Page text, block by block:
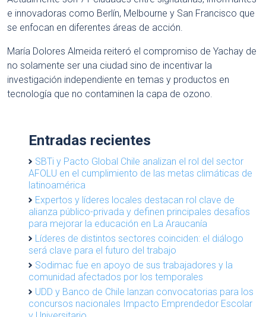
e innovadoras como Berlín, Melbourne y San Francisco que
se enfocan en diferentes áreas de acción.
María Dolores Almeida reiteró el compromiso de Yachay de
no solamente ser una ciudad sino de incentivar la
investigación independiente en temas y productos en
tecnología que no contaminen la capa de ozono.
Entradas recientes
SBTi y Pacto Global Chile analizan el rol del sector
AFOLU en el cumplimiento de las metas climáticas de
latinoamérica
Expertos y líderes locales destacan rol clave de
alianza público-privada y definen principales desafíos
para mejorar la educación en La Araucanía
Líderes de distintos sectores coinciden: el diálogo
será clave para el futuro del trabajo
Sodimac fue en apoyo de sus trabajadores y la
comunidad afectados por los temporales
UDD y Banco de Chile lanzan convocatorias para los
concursos nacionales Impacto Emprendedor Escolar